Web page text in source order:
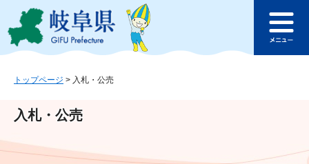
ジ
ュ
文
このページの本文へ
ュ
トップページ > 入札・公売
入札・公売